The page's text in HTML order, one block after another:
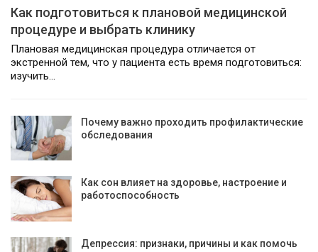
Как подготовиться к плановой медицинской
процедуре и выбрать клинику
Плановая медицинская процедура отличается от
экстренной тем, что у пациента есть время подготовиться:
изучить…
Почему важно проходить профилактические
обследования
Как сон влияет на здоровье, настроение и
работоспособность
Депрессия: признаки, причины и как помочь